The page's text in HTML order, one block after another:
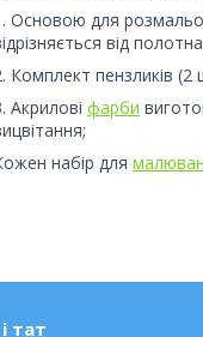
Основою для
від
Комплект пензликів
Акрилові фарби
набір для
тат